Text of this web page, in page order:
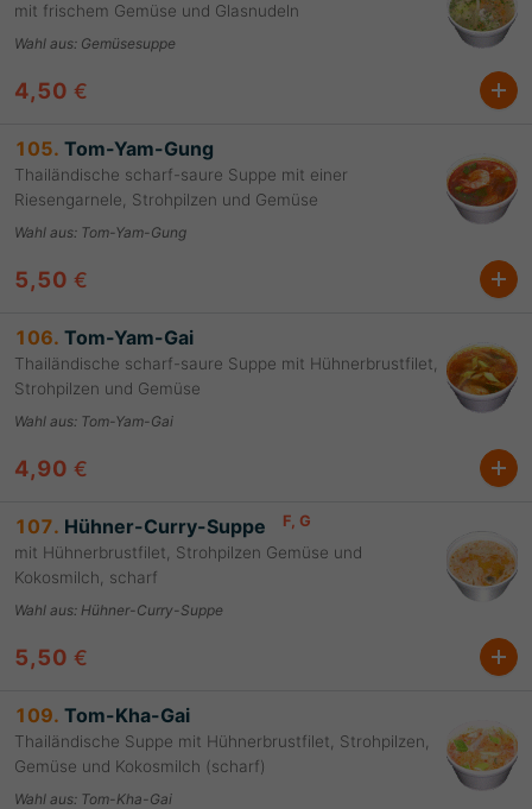
mit frischem Gemüse und Glasnudeln
Wahl aus: Gemüsesuppe
4,50 €
105. Tom-Yam-Gung
Thailändische scharf-saure Suppe mit einer
Riesengarnele, Strohpilzen und Gemüse
Wahl aus: Tom-Yam-Gung
5,50 €
106. Tom-Yam-Gai
Thailändische scharf-saure Suppe mit Hühnerbrustfilet,
Strohpilzen und Gemüse
Wahl aus: Tom-Yam-Gai
4,90 €
107. Hühner-Curry-Suppe F , G
mit Hühnerbrustfilet, Strohpilzen Gemüse und
Kokosmilch, scharf
Wahl aus: Hühner-Curry-Suppe
5,50 €
109. Tom-Kha-Gai
Thailändische Suppe mit Hühnerbrustfilet, Strohpilzen,
Gemüse und Kokosmilch (scharf)
Wahl aus: Tom-Kha-Gai